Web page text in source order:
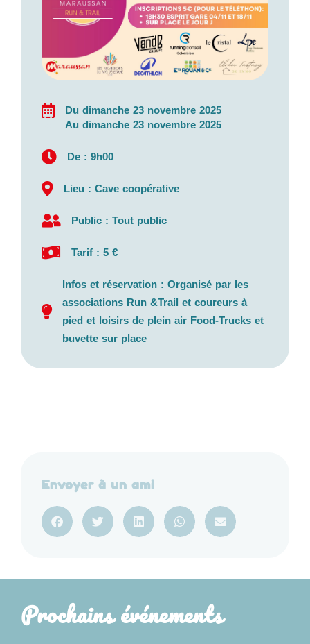
Du dimanche 23 novembre 2025
Au dimanche 23 novembre 2025
De : 9h00
Lieu : Cave coopérative
Public : Tout public
Tarif : 5 €
Infos et réservation : Organisé par les
associations Run &Trail et coureurs à
pied et loisirs de plein air Food-Trucks et
buvette sur place
Envoyer à un ami
Prochains événements